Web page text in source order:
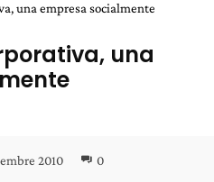
una empresa socialmente
una
2010 0